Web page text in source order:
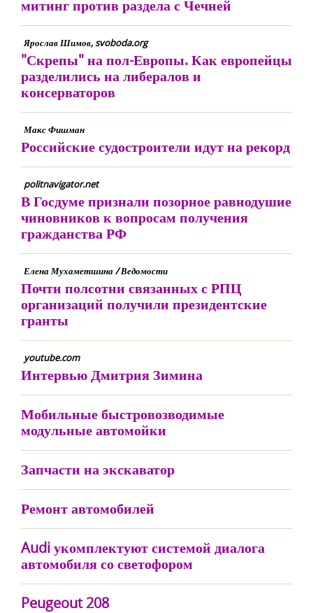
митинг против раздела с Чечней
Ярослав Шимов, svoboda.org
"Скрепы" на пол-Европы. Как европейцы
разделились на либералов и
консерваторов
Макс Фишман
Российские судостроители идут на рекорд
politnavigator.net
В Госдуме признали позорное равнодушие
чиновников к вопросам получения
гражданства РФ
Елена Мухаметшина / Ведомости
Почти полсотни связанных с РПЦ
организаций получили президентские
гранты
youtube.com
Интервью Дмитрия Зимина
Мобильные быстровозводимые
модульные автомойки
Запчасти на экскаватор
Ремонт автомобилей
Audi укомплектуют системой диалога
автомобиля со светофором
Peugeout 208